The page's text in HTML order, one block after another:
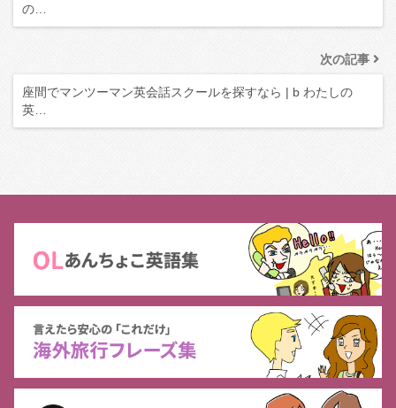
の…
次の記事
座間でマンツーマン英会話スクールを探すなら | b わたしの
英…